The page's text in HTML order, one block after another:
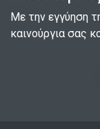
Με την εγγύηση
καινούργια σας